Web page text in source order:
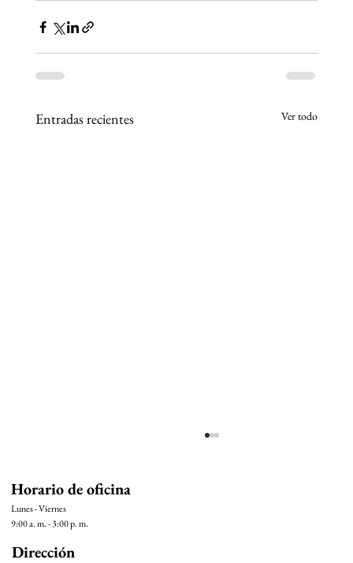
Entradas recientes Ver todo
Horario de oficina
Lunes - Viernes
9:00 a. m. - 3:00 p. m.
Dirección